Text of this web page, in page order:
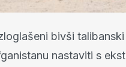
bivši
nastaviti s